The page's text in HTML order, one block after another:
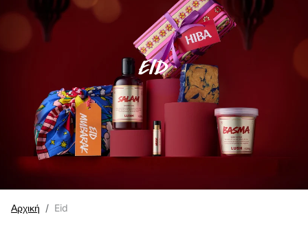
Eid
Αρχική Eid